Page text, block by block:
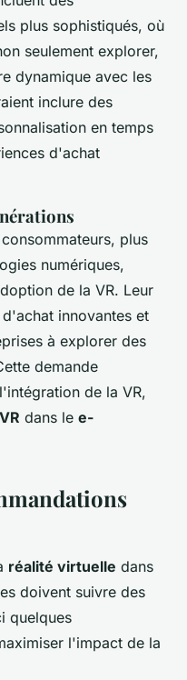
plus sophistiqués, où
seulement explorer,
dynamique avec les
inclure des
en temps
d'achat
plus
numériques,
de la VR. Leur
innovantes et
à explorer des
demande
de la VR,
dans le e-
réalité virtuelle dans
doivent suivre des
quelques
l'impact de la